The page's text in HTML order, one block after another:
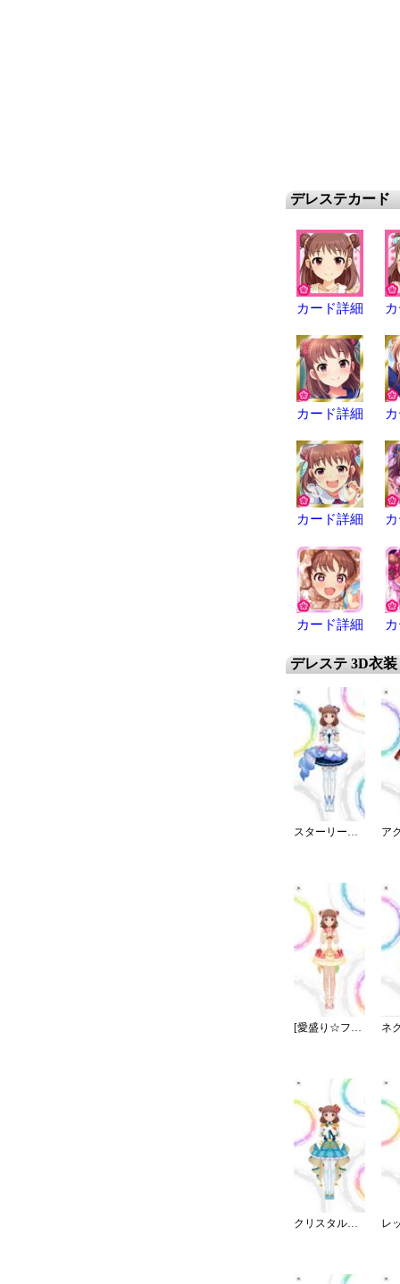
デレステカード
カード詳細
カード詳細
カード詳細
カード詳細
デレステ 3D衣装